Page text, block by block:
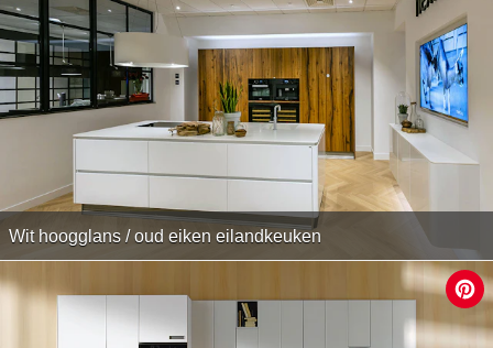
Wit hoogglans / oud eiken eilandkeuken